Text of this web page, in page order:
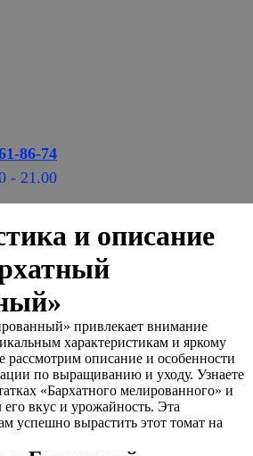
86-74
- 21.00
и описание
привлекает внимание
характеристикам и яркому
рассмотрим описание и особенности
по выращиванию и уходу. Узнаете
«Бархатного мелированного» и
вкус и урожайность. Эта
успешно вырастить этот томат на